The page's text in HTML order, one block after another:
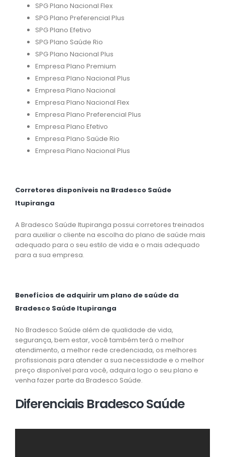
SPG Plano Nacional Flex
SPG Plano Preferencial Plus
SPG Plano Efetivo
SPG Plano Saúde Rio
SPG Plano Nacional Plus
Empresa Plano Premium
Empresa Plano Nacional Plus
Empresa Plano Nacional
Empresa Plano Nacional Flex
Empresa Plano Preferencial Plus
Empresa Plano Efetivo
Empresa Plano Saúde Rio
Empresa Plano Nacional Plus
Corretores disponíveis na Bradesco Saúde
Itupiranga
A Bradesco Saúde Itupiranga possui corretores treinados
para auxiliar o cliente na escolha do plano de saúde mais
adequado para o seu estilo de vida e o mais adequado
para a sua empresa.
Benefícios de adquirir um plano de saúde da
Bradesco Saúde Itupiranga
No Bradesco Saúde além de qualidade de vida,
segurança, bem estar, você também terá o melhor
atendimento, a melhor rede credenciada, os melhores
profissionais para atender a sua necessidade e o melhor
preço disponível para você, adquira logo o seu plano e
venha fazer parte da Bradesco Saúde.
Diferenciais Bradesco Saúde